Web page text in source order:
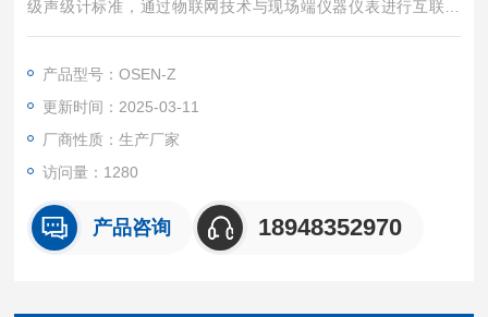
级声级计标准，通过物联网技术与现场端仪器仪表进行互联互
通，完成对环境噪声数据实时采集，并对采集数据统计分析，计
产品型号：OSEN-Z
更新时间：2025-03-11
厂商性质：生产厂家
访问量：1280
产品咨询 18948352970